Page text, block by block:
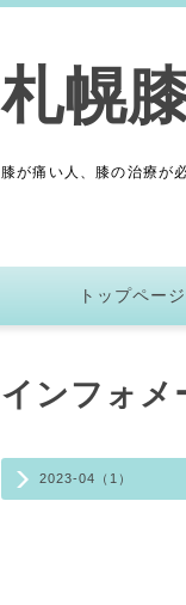
札幌
膝が痛い人、膝の治
トップページ
2023-04（1）
インフォメ